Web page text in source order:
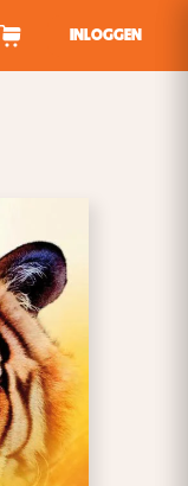
INLOGGEN